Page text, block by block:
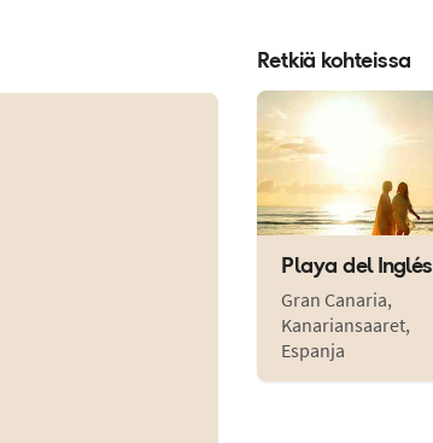
Retkiä kohteissa
Playa del Inglés
Gran Canaria,
Kanariansaaret,
Espanja